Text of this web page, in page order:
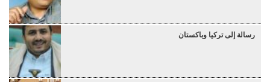
رسالة إلى تركيا وباكستان